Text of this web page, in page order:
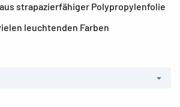
strapazierfähiger Polypropylenfolie
leuchtenden Farben